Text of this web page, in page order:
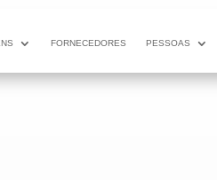
FORNECEDORES PESSOAS